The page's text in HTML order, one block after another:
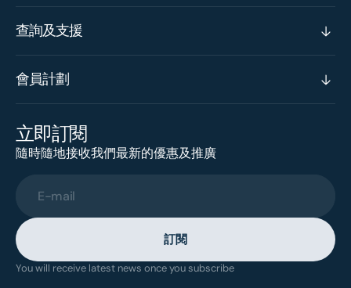
查詢及支援
會員計劃
立即訂閱
隨時隨地接收我們最新的優惠及推廣
E-mail
訂閱
You will receive latest news once you subscribe